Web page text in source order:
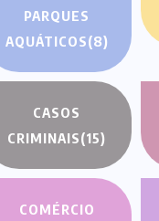
PARQUES
AQUÁTICOS(8)
CASOS
CRIMINAIS(15)
COMÉRCIO